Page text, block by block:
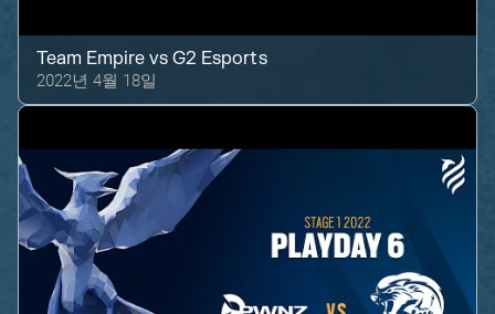
Team Empire vsG2 Esports
2022년 4월 18일